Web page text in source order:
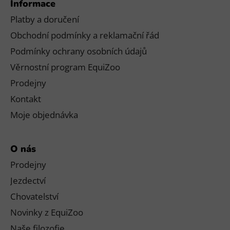
Informace
Platby a doručení
Obchodní podmínky a reklamační řád
Podmínky ochrany osobních údajů
Věrnostní program EquiZoo
Prodejny
Kontakt
Moje objednávka
O nás
Prodejny
Jezdectví
Chovatelství
Novinky z EquiZoo